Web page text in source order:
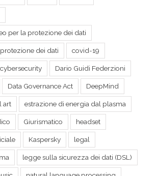
dei dati
cybersecurity Dario Guidi Federzioni
Data Governance Act DeepMind
estrazione di energia dal plasma
Giurismatico headset
Kaspersky legal
legge sulla sicurezza dei dati (DSL)
natural language processing
della Commissione UE